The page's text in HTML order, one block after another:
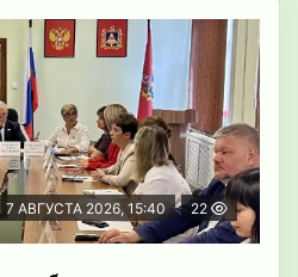
7 АВГУСТА 2026, 15:40 22